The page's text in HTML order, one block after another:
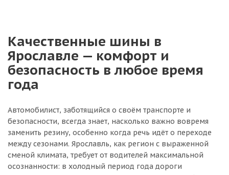
Качественные шины в
Ярославле — комфорт и
безопасность в любое время
года
Автомобилист, заботящийся о своём транспорте и
безопасности, всегда знает, насколько важно вовремя
заменить резину, особенно когда речь идёт о переходе
между сезонами. Ярославль, как регион с выраженной
сменой климата, требует от водителей максимальной
осознанности: в холодный период года дороги